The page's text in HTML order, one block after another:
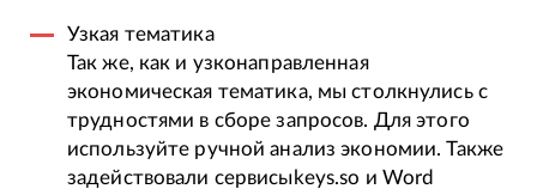
Узкая тематика
Так же, как и узконаправленная
экономическая тематика, мы столкнулись с
трудностями в сборе запросов. Для этого
используйте ручной анализ экономии. Также
задействовали сервисыkeys.so и Word